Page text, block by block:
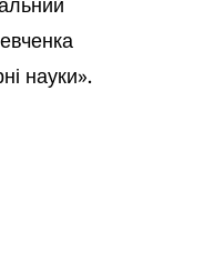
науки».